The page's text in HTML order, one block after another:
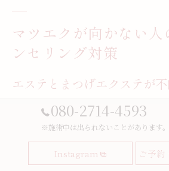
マツエクが向かない人
ンセリング対策
エステとまつげエクステが不
エステやまつげエクステの施術は多
が、すべての方に適しているわけで
きな方の代表例として、皮膚が極端
ギー体質の方、目元に疾患や炎症が
080-2714-4593
※施術中は出られないことがあります
Instagram ご予約